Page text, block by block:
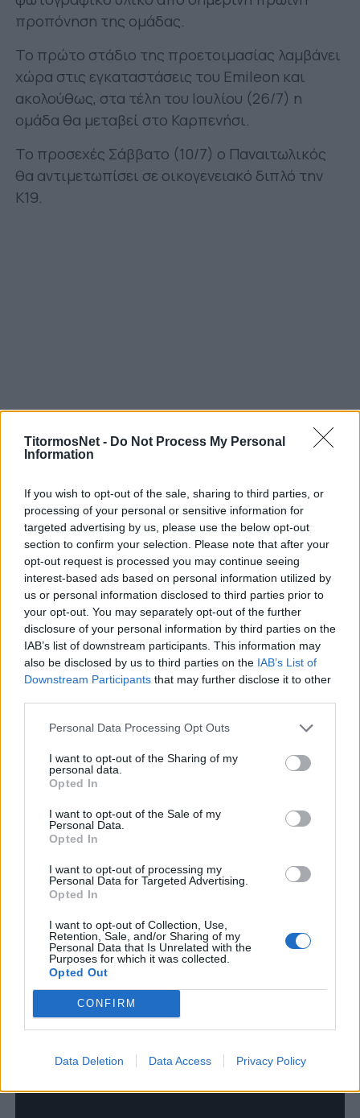
TitormosNet - Do Not Process My Personal
Information
If you wish to opt-out of the sale, sharing to third parties, or
processing of your personal or sensitive information for
targeted advertising by us, please use the below opt-out
section to confirm your selection. Please note that after your
opt-out request is processed you may continue seeing
interest-based ads based on personal information utilized by
us or personal information disclosed to third parties prior to
your opt-out. You may separately opt-out of the further
disclosure of your personal information by third parties on the
IAB’s list of downstream participants. This information may
also be disclosed by us to third parties on the IAB’s List of
Downstream Participants that may further disclose it to other
Personal Data Processing Opt Outs
I want to opt-out of the Sharing of my
personal data.
Opted In
I want to opt-out of the Sale of my
Personal Data.
Opted In
I want to opt-out of processing my
Personal Data for Targeted Advertising.
Opted In
I want to opt-out of Collection, Use,
Retention, Sale, and/or Sharing of my
Personal Data that Is Unrelated with the
Purposes for which it was collected.
Opted Out
CONFIRM
Data Deletion Data Access Privacy Policy
προπόνηση της ομάδας.
Το πρώτο στάδιο της προετοιμασίας λαμβάνει
χώρα στις εγκαταστάσεις του Emileon και
ακολούθως, στα τέλη του Ιουλίου (26/7) η
ομάδα θα μεταβεί στο Καρπενήσι.
Το προσεχές Σάββατο (10/7) ο Παναιτωλικός
θα αντιμετωπίσει σε οικογενειακό διπλό την
Κ19.
Δείτε βίντεο: